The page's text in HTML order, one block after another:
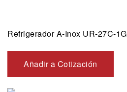
Refrigerador A-Inox UR-27C-1G
Añadir a Cotización